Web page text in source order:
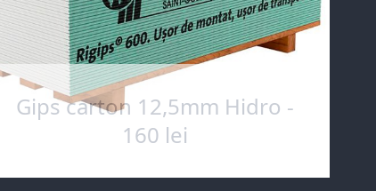
Gips carton 12,5mm Hidro -
160 lei